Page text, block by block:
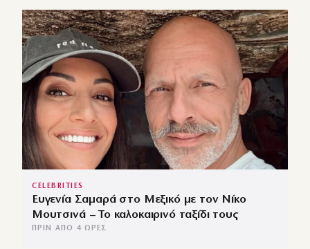
CELEBRITIES
Ευγενία Σαμαρά στο Μεξικό με τον Νίκο
Μουτσινά – Το καλοκαιρινό ταξίδι τους
ΠΡΙΝ ΑΠΌ 4 ΏΡΕΣ